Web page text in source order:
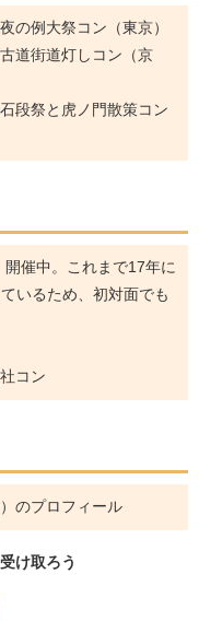
の例大祭コン（東京）
道街道灯しコン（京
段祭と虎ノ門散策コン
催中。これまで17年に
いるため、初対面でも
コン
のプロフィール
け取ろう